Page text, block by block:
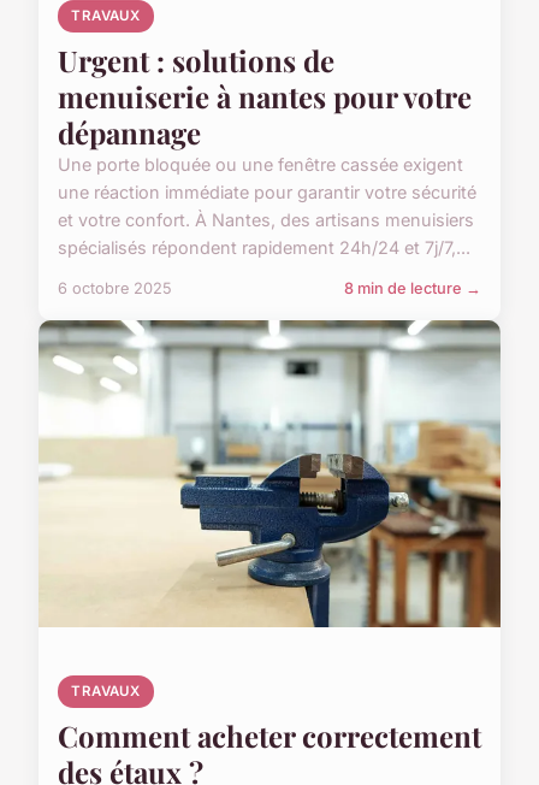
TRAVAUX
Urgent : solutions de
menuiserie à nantes pour votre
dépannage
Une porte bloquée ou une fenêtre cassée exigent
une réaction immédiate pour garantir votre sécurité
et votre confort. À Nantes, des artisans menuisiers
spécialisés répondent rapidement 24h/24 et 7j/7,...
6 octobre 2025 8 min de lecture →
TRAVAUX
Comment acheter correctement
des étaux ?